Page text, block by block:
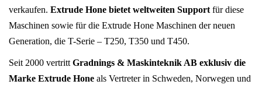
verkaufen. Extrude Hone bietet weltweiten Support für diese
Maschinen sowie für die Extrude Hone Maschinen der neuen
Generation, die T-Serie – T250, T350 und T450.
Seit 2000 vertritt Gradnings & Maskinteknik AB exklusiv die
Marke Extrude Hone als Vertreter in Schweden, Norwegen und